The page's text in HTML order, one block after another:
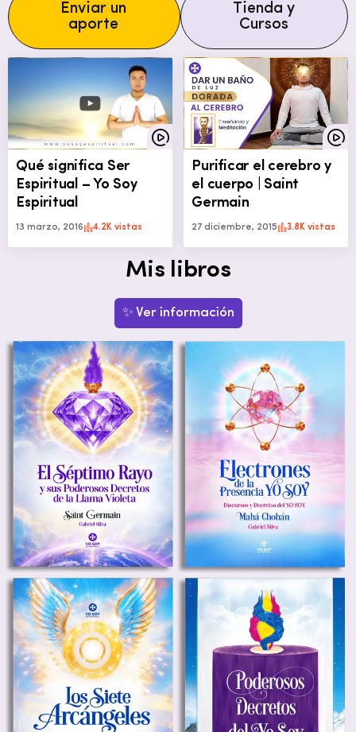
Enviar un
aporte
Tienda y
Cursos
Qué significa Ser
Espiritual – Yo Soy
Espiritual
13 marzo, 2016 4.2K vistas
Purificar el cerebro y
el cuerpo | Saint
Germain
27 diciembre, 2015 3.8K vistas
Mis libros
✨ Ver información